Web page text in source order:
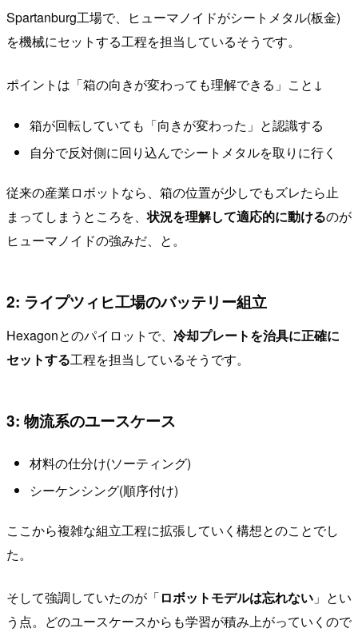
Spartanburg工場で、ヒューマノイドがシートメタル(板金)
を機械にセットする工程を担当しているそうです。
ポイントは「箱の向きが変わっても理解できる」こと↓
箱が回転していても「向きが変わった」と認識する
自分で反対側に回り込んでシートメタルを取りに行く
従来の産業ロボットなら、箱の位置が少しでもズレたら止
まってしまうところを、状況を理解して適応的に動けるのが
ヒューマノイドの強みだ、と。
2: ライプツィヒ工場のバッテリー組立
Hexagonとのパイロットで、 冷却プレートを治具に正確に
セットする工程を担当しているそうです。
3: 物流系のユースケース
材料の仕分け(ソーティング)
シーケンシング(順序付け)
ここから複雑な組立工程に拡張していく構想とのことでし
た。
そして強調していたのが「ロボットモデルは忘れない 」とい
う点。どのユースケースからも学習が積み上がっていくので